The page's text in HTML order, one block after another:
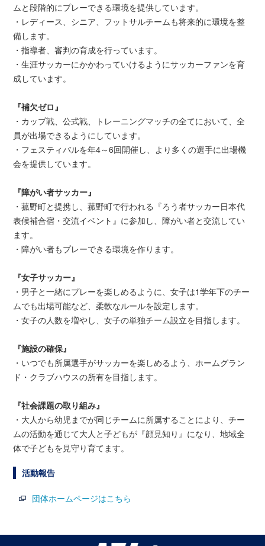
ムと段階的にプレーできる環境を提供しています。
・レディース、シニア、フットサルチームも将来的に環境を整
備します。
・指導者、審判の育成を行っています。
・生涯サッカーにかかわっていけるようにサッカーファンを育
成しています。
『補欠ゼロ』
・カップ戦、公式戦、トレーニングマッチの全てにおいて、全
員が出場できるようにしています。
・フェスティバルを年4～6回開催し、より多くの選手に出場機
会を提供しています。
『障がい者サッカー』
・菰野町と提携し、菰野町で行われる『ろう者サッカー日本代
表候補合宿・交流イベント』に参加し、障がい者と交流してい
ます。
・障がい者もプレーできる環境を作ります。
『女子サッカー』
・男子と一緒にプレーを楽しめるように、女子は1学年下のチー
ムでも出場可能など、柔軟なルールを設定します。
・女子の人数を増やし、女子の単独チーム設立を目指します。
『施設の確保』
・いつでも所属選手がサッカーを楽しめるよう、ホームグラン
ド・クラブハウスの所有を目指します。
『社会課題の取り組み』
・大人から幼児までが同じチームに所属することにより、チー
ムの活動を通じて大人と子どもが『顔見知り』になり、地域全
体で子どもを見守り育てます。
活動報告
団体ホームページはこちら